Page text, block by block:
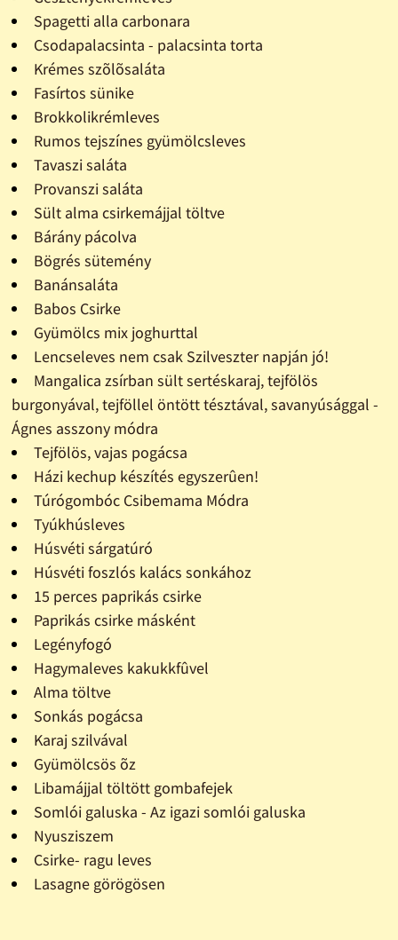
Spagetti alla carbonara
Csodapalacsinta - palacsinta torta
Krémes szõlõsaláta
Fasírtos sünike
Brokkolikrémleves
Rumos tejszínes gyümölcsleves
Tavaszi saláta
Provanszi saláta
Sült alma csirkemájjal töltve
Bárány pácolva
Bögrés sütemény
Banánsaláta
Babos Csirke
Gyümölcs mix joghurttal
Lencseleves nem csak Szilveszter napján jó!
Mangalica zsírban sült sertéskaraj, tejfölös
burgonyával, tejföllel öntött tésztával, savanyúsággal -
Ágnes asszony módra
Tejfölös, vajas pogácsa
Házi kechup készítés egyszerûen!
Túrógombóc Csibemama Módra
Tyúkhúsleves
Húsvéti sárgatúró
Húsvéti foszlós kalács sonkához
15 perces paprikás csirke
Paprikás csirke másként
Legényfogó
Hagymaleves kakukkfûvel
Alma töltve
Sonkás pogácsa
Karaj szilvával
Gyümölcsös õz
Libamájjal töltött gombafejek
Somlói galuska - Az igazi somlói galuska
Nyusziszem
Csirke- ragu leves
Lasagne görögösen